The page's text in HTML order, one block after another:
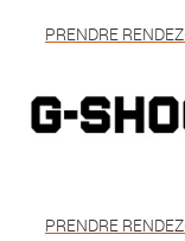
PRENDRE
PRENDRE